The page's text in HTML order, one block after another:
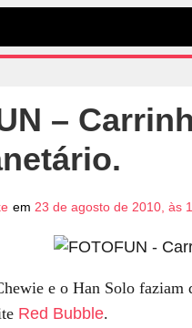
–
em 23 de agosto de 2010, às
e o Han Solo faziam
Red Bubble.